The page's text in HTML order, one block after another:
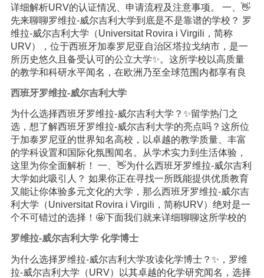
详细解析URV的认证情况、申请流程及注意事项。 一、👋
先来聊聊罗维拉-威尔吉利大学到底是不是靠谱的学校？ 罗
维拉-威尔吉利大学（Universitat Rovira i Virgili，简称
URV），位于西班牙加泰罗尼亚自治区塔拉戈纳市，是一
所历史悠久且备受认可的公立大学✨。这所学校以高质量
的教学和科研水平闻名，在欧洲乃至全球范围内都享有良
西班牙罗维拉-威尔吉利大学
为什么选择西班牙罗维拉-威尔吉利大学？✨留学热门之
选，想了解西班牙罗维拉-威尔吉利大学的亮点吗？这所位
于加泰罗尼亚的世界知名高校，以卓越的教学质量、丰富
的学科设置和国际化氛围闻名。从学术实力到生活体验，
这里为你全面解析！ 一、👋为什么西班牙罗维拉-威尔吉利
大学如此吸引人？ 如果你正在寻找一所既能提供优质教育
又能让你体验多元文化的大学，那么西班牙罗维拉-威尔吉
利大学（Universitat Rovira i Virgili，简称URV）绝对是一
个不可错过的选择！🤩下面我们就来详细聊聊这所学校的
罗维拉-威尔吉利大学 化学博士
为什么选择罗维拉-威尔吉利大学攻读化学博士？✨，罗维
拉-威尔吉利大学（URV）以其卓越的化学研究闻名，选择